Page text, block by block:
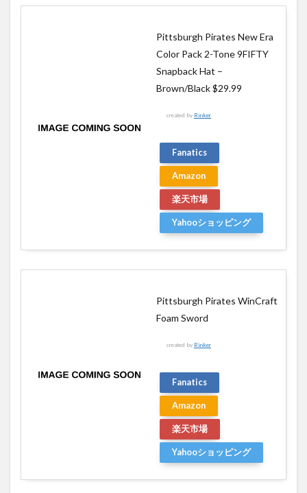
Pittsburgh Pirates New Era
Color Pack 2-Tone 9FIFTY
Snapback Hat –
Brown/Black $29.99
created by Rinker
Fanatics
Amazon
楽天市場
Yahooショッピング
Pittsburgh Pirates WinCraft
Foam Sword
created by Rinker
Fanatics
Amazon
楽天市場
Yahooショッピング